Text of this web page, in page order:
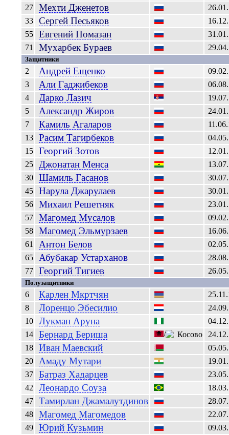
27
Мехти Дженетов
33
СергейПесьяков
55
ЕвгенийПомазан
71
МухарбекБураев
Защитники
2 АндрейЕщенко
3
АлиГаджибеков
4
ДаркоЛазич
5
АлександрЖиров
7
Камиль Агаларов
13
РасимТагирбеков
15
Георгий Зотов
25
ДжонатанМенса
30
ШамильГасанов
45
Нарула Джарулаев
56
МихаилРешетняк
57
МагомедМусалов
58
Магомед Эльмурзаев
61
АнтонБелов
65
АбубакарУстарханов
77
ГеоргийТигиев
Полузащитники
6 КарленМкртчян
8
Лоренцо Эбесилио
10
Лукман Аруна
14
БернардБериша /
18
ИванМаевский
20
АмадуМутари
37
Батраз Хадарцев
42
Леонардо Соуза
47
Тамирлан Джамалутдинов
48
МагомедМагомедов
49
ЮрийКузьмин